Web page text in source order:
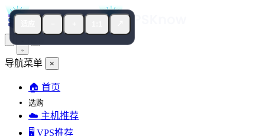
导航菜单 ×
🏠 首页
选购
☁️ 主机推荐
🖥️ VPS推荐